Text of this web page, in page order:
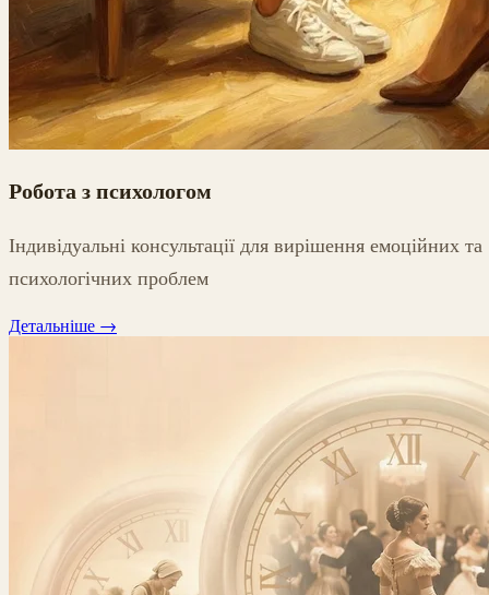
Робота з психологом
Індивідуальні консультації для вирішення емоційних та
психологічних проблем
Детальніше →